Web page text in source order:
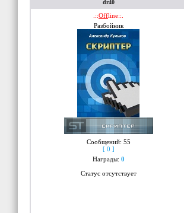
dr40
.::Offline::.
Разбойник
Сообщений: 55
[ 0 ]
Награды: 0
Статус отсутствует